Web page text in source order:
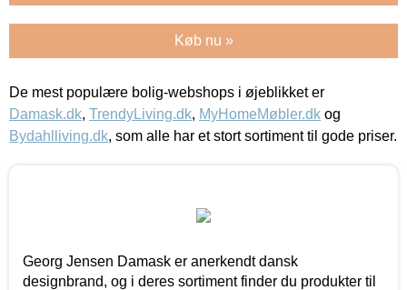
Køb nu »
De mest populære bolig-webshops i øjeblikket er
Damask.dk, TrendyLiving.dk, MyHomeMøbler.dk og
Bydahlliving.dk, som alle har et stort sortiment til gode priser.
Georg Jensen Damask er anerkendt dansk
designbrand, og i deres sortiment finder du produkter til